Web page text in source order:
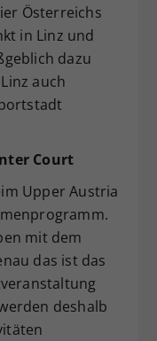
Österreichs
in Linz und
dazu
auch
Court
Upper Austria
mit dem
das ist das
deshalb